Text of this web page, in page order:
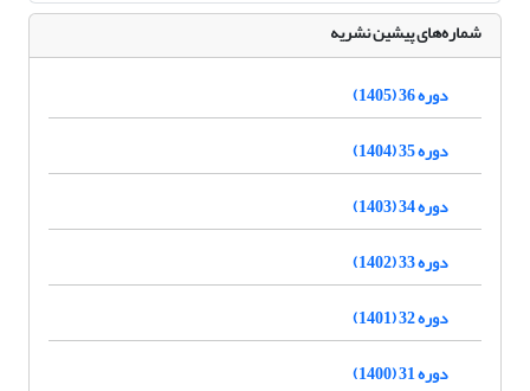
شماره‌های پیشین نشریه
دوره 36 (1405)
دوره 35 (1404)
دوره 34 (1403)
دوره 33 (1402)
دوره 32 (1401)
دوره 31 (1400)